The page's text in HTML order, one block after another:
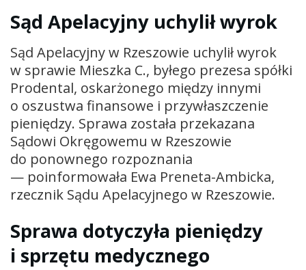
Sąd Apelacyjny uchylił wyrok
Sąd Apelacyjny w Rzeszowie uchylił wyrok
w sprawie Mieszka C., byłego prezesa spółki
Prodental, oskarżonego między innymi
o oszustwa finansowe i przywłaszczenie
pieniędzy. Sprawa została przekazana
Sądowi Okręgowemu w Rzeszowie
do ponownego rozpoznania
— poinformowała Ewa Preneta-Ambicka,
rzecznik Sądu Apelacyjnego w Rzeszowie.
Sprawa dotyczyła pieniędzy
i sprzętu medycznego